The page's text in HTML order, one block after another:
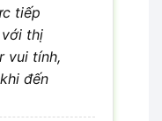
tiếp
thị
vui tính,
đến